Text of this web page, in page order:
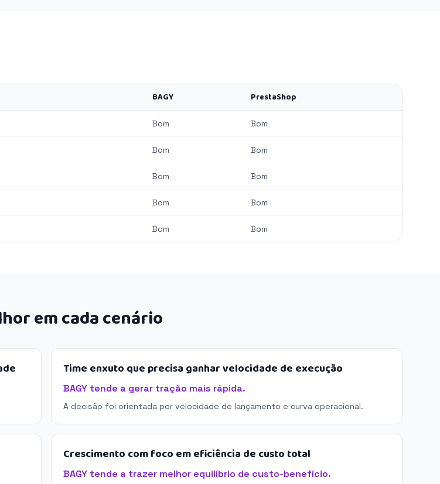
BAGY PrestaShop
Bom Bom
Bom Bom
Bom Bom
Bom Bom
Bom Bom
em cada cenário
Time enxuto que precisa ganhar velocidade de execução
BAGY tende a gerar tração mais rápida.
A decisão foi orientada por velocidade de lançamento e curva operacional.
Crescimento com foco em eficiência de custo total
BAGY tende a trazer melhor equilíbrio de custo-benefício.